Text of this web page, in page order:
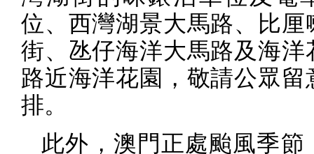
位、西灣湖景大馬路、比厘
街、氹仔海洋大馬路及海洋
路近海洋花園，敬請公眾留
排。
此外，澳門正處颱風季節